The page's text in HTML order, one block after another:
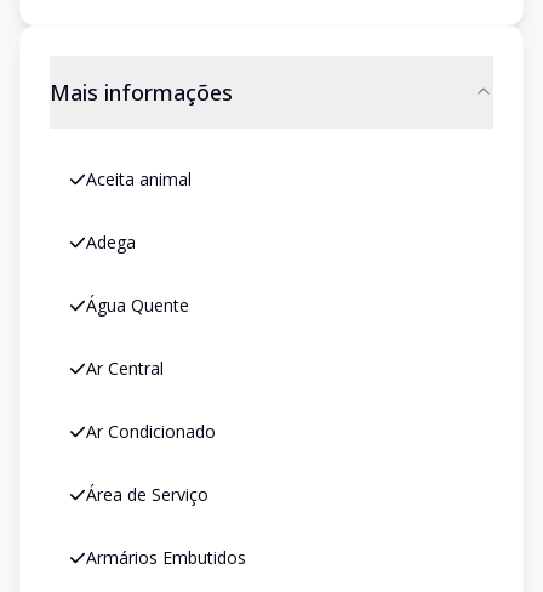
Mais informações
Aceita animal
Adega
Água Quente
Ar Central
Ar Condicionado
Área de Serviço
Armários Embutidos